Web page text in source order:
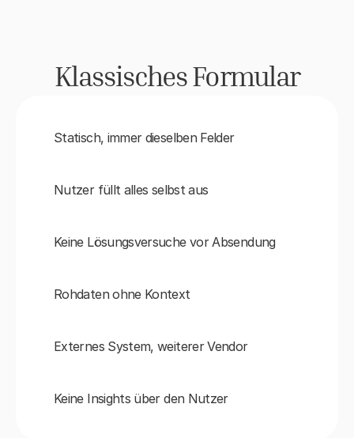
Klassisches Formular
Statisch, immer dieselben Felder
Nutzer füllt alles selbst aus
Keine Lösungsversuche vor Absendung
Rohdaten ohne Kontext
Externes System, weiterer Vendor
Keine Insights über den Nutzer